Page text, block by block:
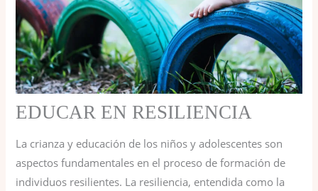
EDUCAR EN RESILIENCIA
La crianza y educación de los niños y adolescentes son
aspectos fundamentales en el proceso de formación de
individuos resilientes. La resiliencia, entendida como la